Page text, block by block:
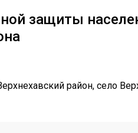
защиты
район, село